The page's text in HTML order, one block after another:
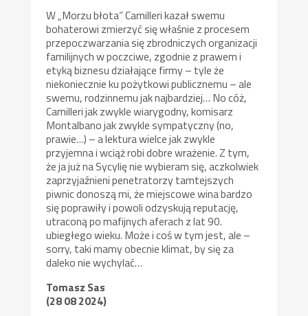
W „Morzu błota” Camilleri kazał swemu
bohaterowi zmierzyć się właśnie z procesem
przepoczwarzania się zbrodniczych organizacji
familijnych w poczciwe, zgodnie z prawem i
etyką biznesu działające firmy – tyle że
niekoniecznie ku pożytkowi publicznemu – ale
swemu, rodzinnemu jak najbardziej… No cóż,
Camilleri jak zwykle wiarygodny, komisarz
Montalbano jak zwykle sympatyczny (no,
prawie…) – a lektura wielce jak zwykle
przyjemna i wciąż robi dobre wrażenie. Z tym,
że ja już na Sycylię nie wybieram się, aczkolwiek
zaprzyjaźnieni penetratorzy tamtejszych
piwnic donoszą mi, że miejscowe wina bardzo
się poprawiły i powoli odzyskują reputację,
utraconą po mafijnych aferach z lat 90.
ubiegłego wieku. Może i coś w tym jest, ale –
sorry, taki mamy obecnie klimat, by się za
daleko nie wychylać…
Tomasz Sas
(28 08 2024)